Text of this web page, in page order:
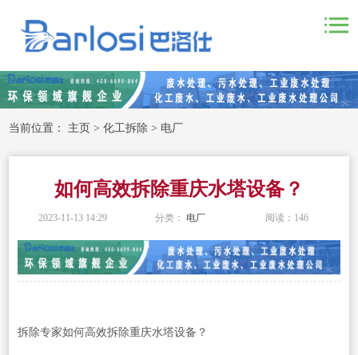
当前位置： 主页 >化工拆除 > 电厂
如何高效拆除重庆水塔设备？
2023-11-13 14:29 分类： 电厂 阅读： 146
拆除专家如何高效拆除重庆水塔设备？